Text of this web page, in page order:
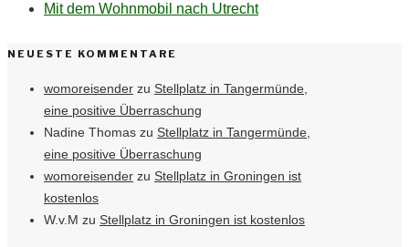
Mit dem Wohnmobil nach Utrecht
NEUESTE KOMMENTARE
womoreisender zu Stellplatz in Tangermünde,
eine positive Überraschung
Nadine Thomas zu Stellplatz in Tangermünde,
eine positive Überraschung
womoreisender zu Stellplatz in Groningen ist
kostenlos
W.v.M zu Stellplatz in Groningen ist kostenlos